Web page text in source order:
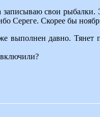
свои рыбалки.
Сереге. Скорее бы
выполнен давно. Тянет